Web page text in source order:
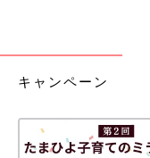
キャンペーン